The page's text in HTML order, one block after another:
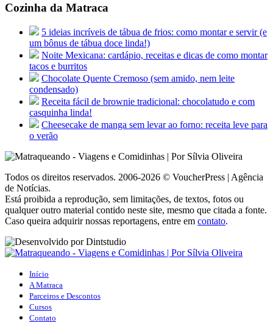
Cozinha da Matraca
5 ideias incríveis de tábua de frios: como montar e servir (e
um bônus de tábua doce linda!)
Noite Mexicana: cardápio, receitas e dicas de como montar
tacos e burritos
Chocolate Quente Cremoso (sem amido, nem leite
condensado)
Receita fácil de brownie tradicional: chocolatudo e com
casquinha linda!
Cheesecake de manga sem levar ao forno: receita leve para
o verão
Todos os direitos reservados. 2006-2026 © VoucherPress | Agência
de Notícias.
Está proibida a reprodução, sem limitações, de textos, fotos ou
qualquer outro material contido neste site, mesmo que citada a fonte.
Caso queira adquirir nossas reportagens, entre em contato.
Início
A Matraca
Parceiros e Descontos
Cursos
Contato